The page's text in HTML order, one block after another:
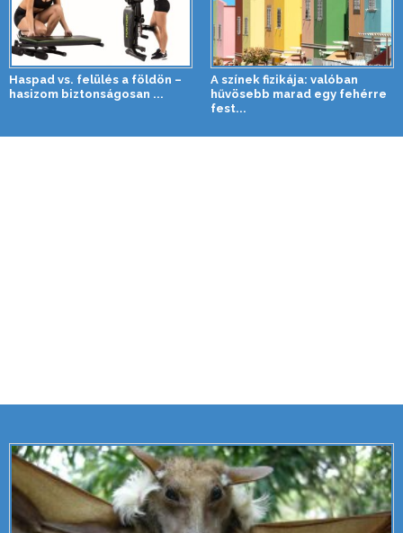
Haspad vs. felülés a földön –
hasizom biztonságosan ...
A színek fizikája: valóban
hűvösebb marad egy fehérre
fest...